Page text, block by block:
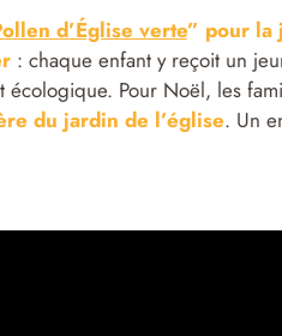
d’Église verte” pour la
: chaque enfant y reçoit un
Pour Noël, les
du jardin de l’église. Un